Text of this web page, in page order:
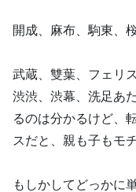
開成、麻布、駒東、
武蔵、雙葉、フェリ
渋渋、渋幕、洗足あ
るのは分かるけど、
スだと、親も子もモ
もしかしてどっかに